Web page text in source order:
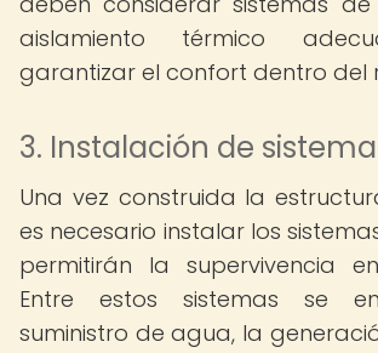
aislamiento térmico
garantizar el confort dentro del
3. Instalación de
Una vez construida la
es necesario instalar los
permitirán la supervivencia
Entre estos sistemas se
suministro de agua, la